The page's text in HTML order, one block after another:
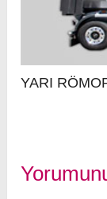
YARI